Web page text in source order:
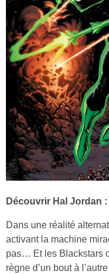
Découvrir Hal Jordan
Dans une réalité
activant la machine
pas… Et les Blackstars
règne d’un bout à